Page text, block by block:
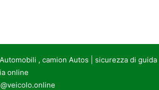
Automobili , camion Autos sicurezza di guida|
online